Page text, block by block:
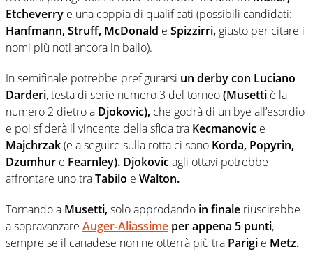
Etcheverry e una coppia di qualificati (possibili candidati:
Hanfmann, Struff, McDonald e Spizzirri, giusto per citare i
nomi più noti ancora in ballo).
In semifinale potrebbe prefigurarsi un derby con Luciano
Darderi, testa di serie numero 3 del torneo(Musetti è la
numero 2 dietro a Djokovic), che godrà di un bye all’esordio
e poi sfiderà il vincente della sfida tra Kecmanovic e
Majchrzak(e a seguire sulla rotta ci sono Korda, Popyrin,
Dzumhur e Fearnley). Djokovicagli ottavi potrebbe
affrontare uno traTabilo e Walton.
Tornando a Musetti,solo approdando in finale riuscirebbe
a sopravanzare Auger-Aliassime per appena 5 punti,
sempre se il canadese non ne otterrà più tra Parigi e Metz.